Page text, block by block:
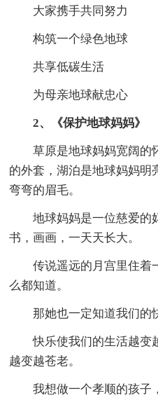
大家携手共同努力
构筑一个绿色地球
共享低碳生活
为母亲地球献忠心
2、《保护地球妈妈》
草原是地球妈妈宽阔的
的外套，湖泊是地球妈妈明
弯弯的眉毛。
地球妈妈是一位慈爱的
书，画画，一天天长大。
传说遥远的月宫里住着
么都知道。
那她也一定知道我们的快
快乐使我们的生活越变
越变越苍老。
我想做一个孝顺的孩子